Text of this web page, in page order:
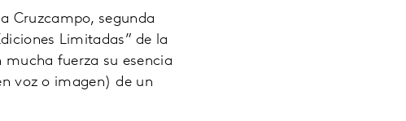
Cruzcampo, segunda
Limitadas” de la
fuerza su esencia
voz o imagen) de un